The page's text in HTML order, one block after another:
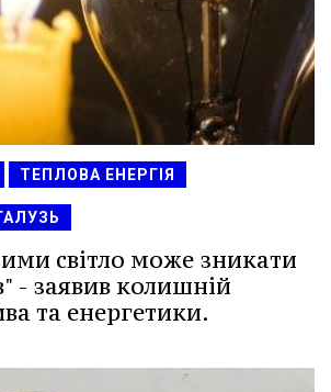
ТЕПЛОВА ЕНЕРГІЯ
світло може зникати
- заявив колишній
та енергетики.